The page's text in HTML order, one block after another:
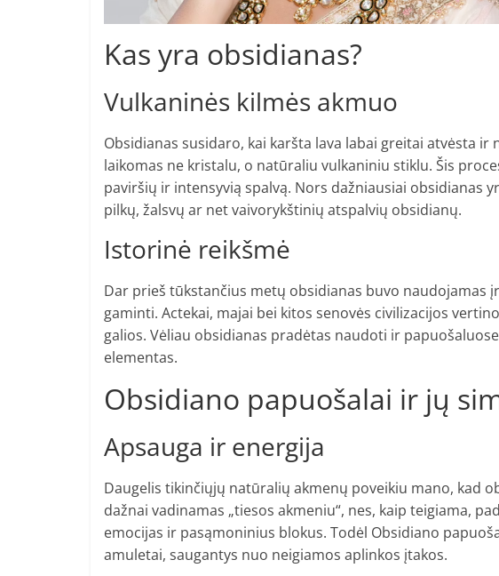
Kas yra obsidianas?
Vulkaninės kilmės akmuo
Obsidianas susidaro, kai karšta lava labai greitai atvėsta
laikomas ne kristalu, o natūraliu vulkaniniu stiklu. Šis
paviršių ir intensyvią spalvą. Nors dažniausiai obsidianas
pilkų, žalsvų ar net vaivorykštinių atspalvių obsidianų.
Istorinė reikšmė
Dar prieš tūkstančius metų obsidianas buvo naudojamas
gaminti. Actekai, majai bei kitos senovės civilizacijos
galios. Vėliau obsidianas pradėtas naudoti ir
elementas.
Obsidiano papuošalai ir jų
Apsauga ir energija
Daugelis tikinčiųjų natūralių akmenų poveikiu mano, kad
dažnai vadinamas „tiesos akmeniu“, nes, kaip teigiama,
emocijas ir pasąmoninius blokus. Todėl Obsidiano
amuletai, saugantys nuo neigiamos aplinkos įtakos.